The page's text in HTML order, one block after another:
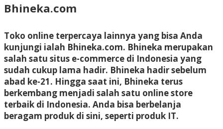
Bhineka.com
Toko online terpercaya lainnya yang bisa Anda
kunjungi ialah Bhineka.com. Bhineka merupakan
salah satu situs e-commerce di Indonesia yang
sudah cukup lama hadir. Bhineka hadir sebelum
abad ke-21. Hingga saat ini, Bhineka terus
berkembang menjadi salah satu online store
terbaik di Indonesia. Anda bisa berbelanja
beragam produk di sini, seperti produk IT.